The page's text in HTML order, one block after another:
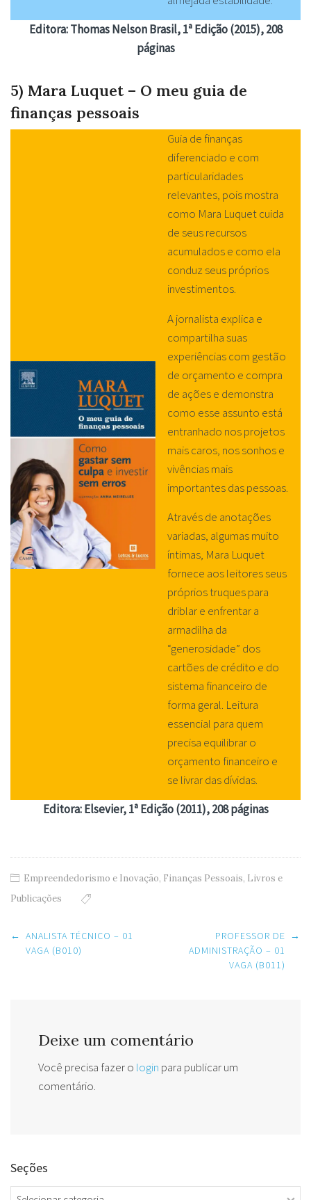
Editora: Thomas Nelson Brasil, 1ª Edição (2015), 208
páginas
5) Mara Luquet – O meu guia de
finanças pessoais
Guia de finanças
diferenciado e com
particularidades
relevantes, pois mostra
como Mara Luquet cuida
de seus recursos
acumulados e como ela
conduz seus próprios
investimentos.
A jornalista explica e
compartilha suas
experiências com gestão
de orçamento e compra
de ações e demonstra
como esse assunto está
entranhado nos projetos
mais caros, nos sonhos e
vivências mais
importantes das pessoas.
Através de anotações
variadas, algumas muito
íntimas, Mara Luquet
fornece aos leitores seus
próprios truques para
driblar e enfrentar a
armadilha da
“generosidade” dos
cartões de crédito e do
sistema financeiro de
forma geral. Leitura
essencial para quem
precisa equilibrar o
orçamento financeiro e
se livrar das dívidas.
Editora: Elsevier, 1ª Edição (2011), 208 páginas
Empreendedorismo e Inovação, Finanças Pessoais, Livros e
Publicações
Post
navigation
← ANALISTA TÉCNICO – 01
VAGA (B010)
PROFESSOR DE
ADMINISTRAÇÃO – 01
VAGA (B011)
→
Deixe um comentário
Você precisa fazer o login para publicar um
comentário.
Seções
Seções